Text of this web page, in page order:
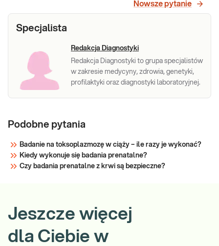
pozakomórkowego DNA płodu w krwi matki.
Nowsze pytanie
Specjalista
Redakcja Diagnostyki
Redakcja Diagnostyki to grupa specjalistów
w zakresie medycyny, zdrowia, genetyki,
profilaktyki oraz diagnostyki laboratoryjnej.
Podobne pytania
Badanie na toksoplazmozę w ciąży – ile razy je wykonać?
Kiedy wykonuje się badania prenatalne?
Czy badania prenatalne z krwi są bezpieczne?
Jeszcze więcej
dla Ciebie w